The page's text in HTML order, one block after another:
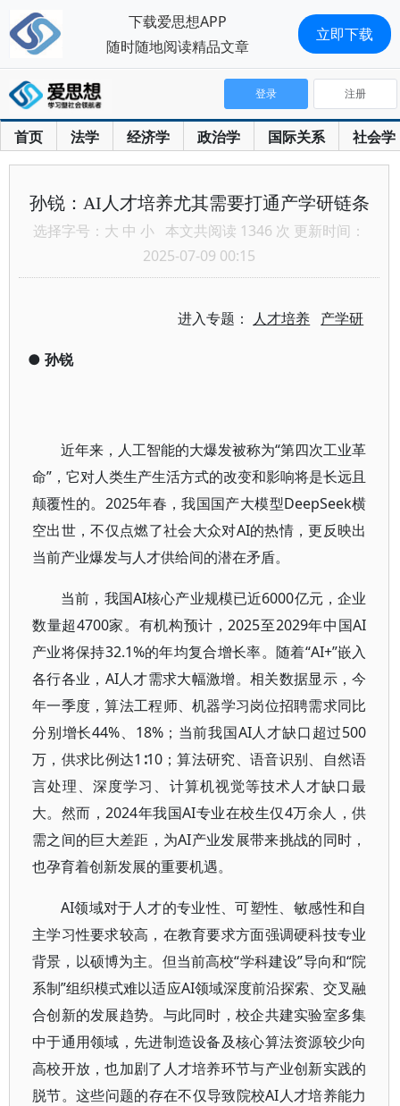
首页 法学 经济学 政治学 国际关系 社会学
登录 注册
孙锐：AI人才培养尤其需要打通产学研链条
选择字号： 大 中 小 本文共阅读 1346 次 更新时间：
2025-07-09 00:15
进入专题： 人才培养 产学研
● 孙锐
近年来，人工智能的大爆发被称为“第四次工业革
命”，它对人类生产生活方式的改变和影响将是长远且
颠覆性的。2025年春，我国国产大模型DeepSeek横
空出世，不仅点燃了社会大众对AI的热情，更反映出
当前产业爆发与人才供给间的潜在矛盾。
当前，我国AI核心产业规模已近6000亿元，企业
数量超4700家。有机构预计，2025至2029年中国AI
产业将保持32.1%的年均复合增长率。随着“AI+”嵌入
各行各业，AI人才需求大幅激增。相关数据显示，今
年一季度，算法工程师、机器学习岗位招聘需求同比
分别增长44%、18%；当前我国AI人才缺口超过500
万，供求比例达1∶10；算法研究、语音识别、自然语
言处理、深度学习、计算机视觉等技术人才缺口最
大。然而，2024年我国AI专业在校生仅4万余人，供
需之间的巨大差距，为AI产业发展带来挑战的同时，
也孕育着创新发展的重要机遇。
AI领域对于人才的专业性、可塑性、敏感性和自
主学习性要求较高，在教育要求方面强调硬科技专业
背景，以硕博为主。但当前高校“学科建设”导向和“院
系制”组织模式难以适应AI领域深度前沿探索、交叉融
合创新的发展趋势。与此同时，校企共建实验室多集
中于通用领域，先进制造设备及核心算法资源较少向
高校开放，也加剧了人才培养环节与产业创新实践的
脱节。这些问题的存在不仅导致院校AI人才培养能力
下载爱思想APP
随时随地阅读精品文章
立即下载